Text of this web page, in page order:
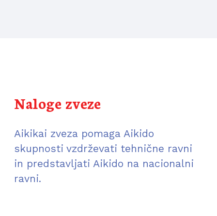
Naloge zveze
Aikikai zveza pomaga Aikido
skupnosti vzdrževati tehnične ravni
in predstavljati Aikido na nacionalni
ravni.